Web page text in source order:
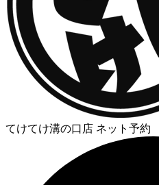
てけてけ溝の口店 ネット予約